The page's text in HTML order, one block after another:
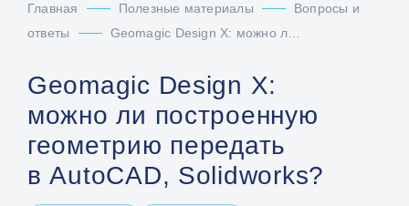
Главная Полезные материалы
Вопросы и
ответы
Geomagic Design X:
можно ли построенную
геометрию передать
в AutoCAD, Solidworks?